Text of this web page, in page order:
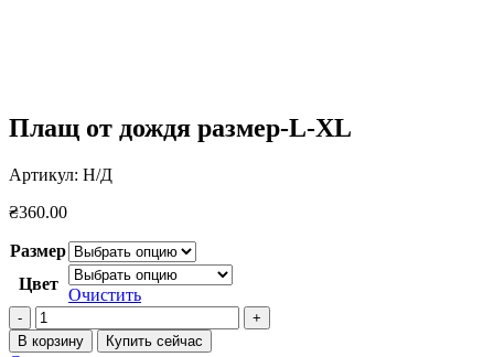
Плащ от дождя размер-L-XL
Артикул: Н/Д
₴360.00
Размер
Цвет
Очистить
Количество
товара
В корзину Купить сейчас